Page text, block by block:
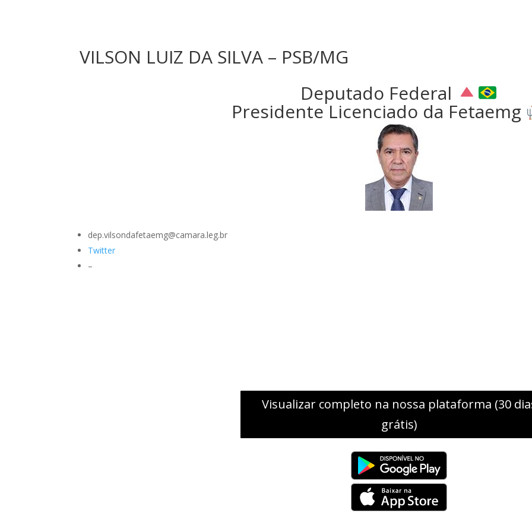
VILSON LUIZ DA SILVA – PSB/MG
Deputado Federal
Presidente Licenciado da Fetaemg
dep.vilsondafetaemg@camara.leg.br
Twitter
–
Visualizar completo na nossa plataforma (30
grátis)